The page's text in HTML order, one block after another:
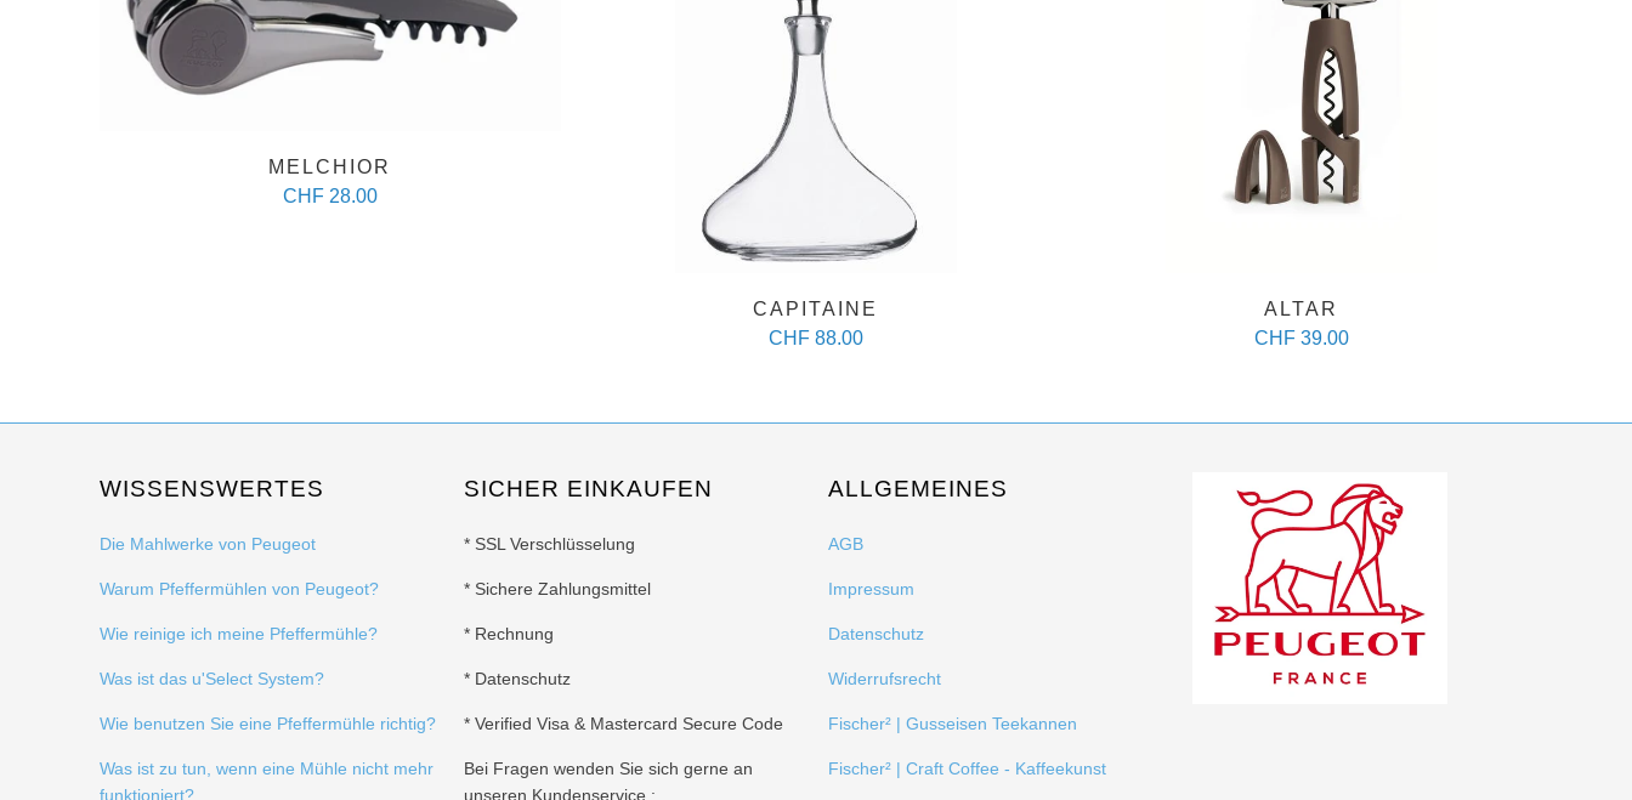
MELCHIOR
CHF 28.00
CAPITAINE
CHF 88.00
ALTAR
CHF 39.00
WISSENSWERTES
Die Mahlwerke von Peugeot
Warum Pfeffermühlen von Peugeot?
Wie reinige ich meine Pfeffermühle?
Was ist das u'Select System?
Wie benutzen Sie eine Pfeffermühle richtig?
Was ist zu tun, wenn eine Mühle nicht mehr
funktioniert?
SICHER EINKAUFEN
* SSL Verschlüsselung
* Sichere Zahlungsmittel
* Rechnung
* Datenschutz
* Verified Visa & Mastercard Secure Code
Bei Fragen wenden Sie sich gerne an
unseren Kundenservice :
ALLGEMEINES
AGB
Impressum
Datenschutz
Widerrufsrecht
Fischer² | Gusseisen Teekannen
Fischer² | Craft Coffee - Kaffeekunst